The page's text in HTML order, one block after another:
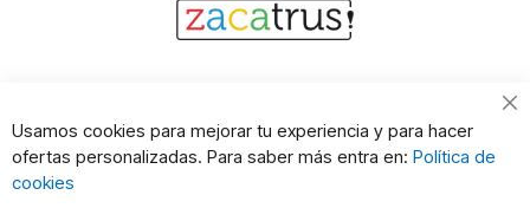
Usamos cookies para mejorar tu experiencia y para hacer
ofertas personalizadas. Para saber más entra en: Política de
cookies